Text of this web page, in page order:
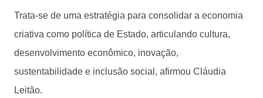
Trata-se de uma estratégia para consolidar a economia
criativa como política de Estado, articulando cultura,
desenvolvimento econômico, inovação,
sustentabilidade e inclusão social, afirmou Cláudia
Leitão.